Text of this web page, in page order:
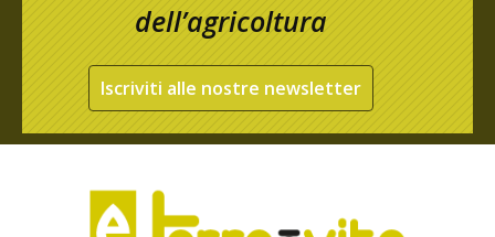
dell’agricoltura
Iscriviti alle nostre newsletter